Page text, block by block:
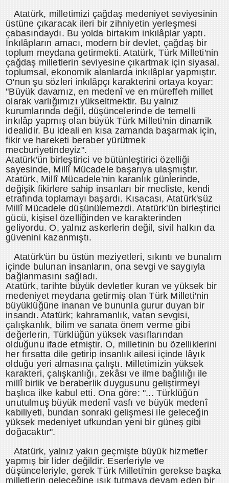
Atatürk, milletimizi çağdaş medeniyet seviyesinin
üstüne çıkaracak ileri bir zihniyetin yerleşmesi
çabasındaydı. Bu yolda birtakım inkılâplar yaptı.
İnkılâpların amacı, modern bir devlet, çağdaş bir
toplum meydana getirmekti. Atatürk, Türk Milleti'nin
çağdaş milletlerin seviyesine çıkartmak için siyasal,
toplumsal, ekonomik alanlarda inkılâplar yapmıştır.
O'nun şu sözleri inkılâpçı karakterini ortaya koyar:
"Büyük davamız, en medenî ve en müreffeh millet
olarak varlığımızı yükseltmektir. Bu yalnız
kurumlarında değil, düşüncelerinde de temelli
inkılâp yapmış olan büyük Türk Milleti'nin dinamik
idealidir. Bu ideali en kısa zamanda başarmak için,
fikir ve hareketi beraber yürütmek
mecburiyetindeyiz".
Atatürk'ün birleştirici ve bütünleştirici özelliği
sayesinde, Millî Mücadele başarıya ulaşmıştır.
Atatürk, Millî Mücadele'nin karanlık günlerinde,
değişik fikirlere sahip insanları bir mecliste, kendi
etrafında toplamayı başardı. Kısacası, Atatürk'süz
Millî Mücadele düşünülemezdi. Atatürk'ün birleştirici
gücü, kişisel özelliğinden ve karakterinden
geliyordu. O, yalnız askerlerin değil, sivil halkın da
güvenini kazanmıştı.
Atatürk'ün bu üstün meziyetleri, sıkıntı ve bunalım
içinde bulunan insanların, ona sevgi ve saygıyla
bağlanmasını sağladı.
Atatürk, tarihte büyük devletler kuran ve yüksek bir
medeniyet meydana getirmiş olan Türk Milleti'nin
büyüklüğüne inanan ve bununla gurur duyan bir
insandı. Atatürk; kahramanlık, vatan sevgisi,
çalışkanlık, bilim ve sanata önem verme gibi
değerlerin, Türklüğün yüksek vasıflarından
olduğunu ifade etmiştir. O, milletinin bu özelliklerini
her fırsatta dile getirip insanlık ailesi içinde lâyık
olduğu yeri almasına çalıştı. Milletimizin yüksek
karakteri, çalışkanlığı, zekâsı ve ilme bağlılığı ile
millî birlik ve beraberlik duygusunu geliştirmeyi
başlıca ilke kabul etti. Ona göre: "... Türklüğün
unutulmuş büyük medenî vasfı ve büyük medenî
kabiliyeti, bundan sonraki gelişmesi ile geleceğin
yüksek medeniyet ufkundan yeni bir güneş gibi
doğacaktır".
Atatürk, yalnız yakın geçmişte büyük hizmetler
yapmış bir lider değildir. Eserleriyle ve
düşünceleriyle, gerek Türk Milleti'nin gerekse başka
milletlerin geleceğine ışık tutmaya devam eden bir